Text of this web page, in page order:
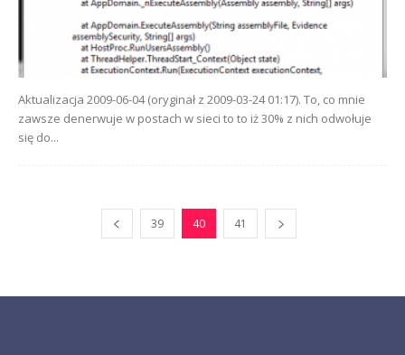
Aktualizacja 2009-06-04 (oryginał z 2009-03-24 01:17). To, co mnie
zawsze denerwuje w postach w sieci to to iż 30% z nich odwołuje
się do...
39 40 41